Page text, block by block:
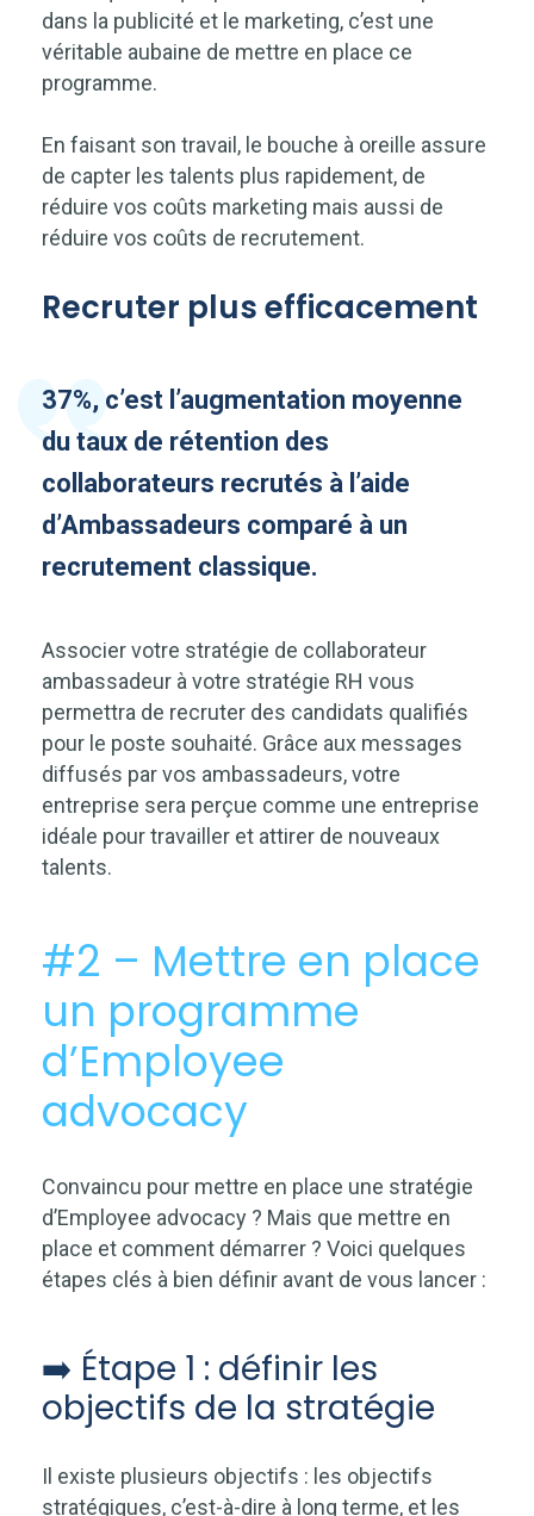
dans la publicité et le marketing, c’est une
véritable aubaine de mettre en place ce
programme.
En faisant son travail, le bouche à oreille assure
de capter les talents plus rapidement, de
réduire vos coûts marketing mais aussi de
réduire vos coûts de recrutement.
Recruter plus efficacement
37%, c’est l’augmentation moyenne
du taux de rétention des
collaborateurs recrutés à l’aide
d’Ambassadeurs comparé à un
recrutement classique.
Associer votre stratégie de collaborateur
ambassadeur à votre stratégie RH vous
permettra de recruter des candidats qualifiés
pour le poste souhaité. Grâce aux messages
diffusés par vos ambassadeurs, votre
entreprise sera perçue comme une entreprise
idéale pour travailler et attirer de nouveaux
talents.
#2 – Mettre en place
un programme
d’Employee
advocacy
Convaincu pour mettre en place une stratégie
d’Employee advocacy ? Mais que mettre en
place et comment démarrer ? Voici quelques
étapes clés à bien définir avant de vous lancer :
➡️ Étape 1 : définir les
objectifs de la stratégie
Il existe plusieurs objectifs : les objectifs
stratégiques, c’est-à-dire à long terme, et les